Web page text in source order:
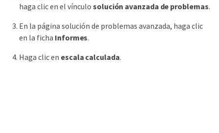
haga clic en el vínculo solución avanzada de problemas.
En la página solución de problemas avanzada, haga clic
en la ficha Informes.
Haga clic en escala calculada.